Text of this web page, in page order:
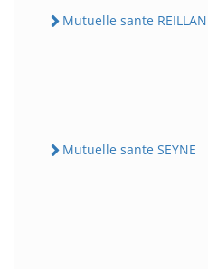
Mutuelle sante
Mutuelle sante SEYNE